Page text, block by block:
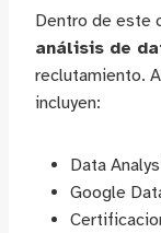
Dentro de este
análisis de
reclutamiento.
incluyen:
Data
Google